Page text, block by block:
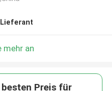
mehr an
Preis für